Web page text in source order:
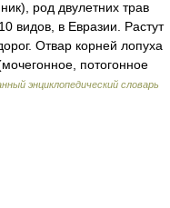
род двулетних трав
видов, в Евразии. Растут
Отвар корней лопуха
потогонное
энциклопедический словарь